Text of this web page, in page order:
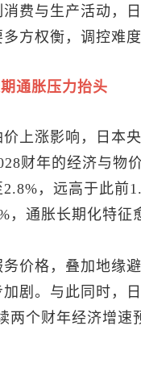
费与生产活动，
方权衡，调控难
通胀压力抬头
上涨影响，日本
财年的经济与物
，远高于此前
，通胀长期化特征
价格，叠加地缘
剧。与此同时，
两个财年经济增